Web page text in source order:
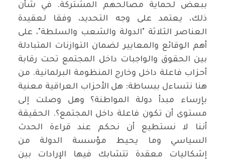
ببعض لحماية مصالحهم المشتركة. في شأن
ذلك، يعتمد على وجه التحديد، وفقا لعقيدة
العناصر الثلاثة "الدولة والشعب والسلطة"، على
أهم الوقائع والمعايير لضمان التوازنات المتبادلة
بين الحقوق والواجبات داخل المجتمع تحت رقابة
أحزاب فاعلة داخل وخارج المنظومة البرلمانية. من
هنا نتساءل ببساطة: هل الأحزاب العراقية معنية
بإرساء مبدأ دولة المواطنة؟ وهل وصلت إلى
مستوى أن تكون فاعلة داخل المجتمع؟. الحقيقة
أننا لا نستطيع أن نحكم عند قراءة الحدث
السياسي وما يحيط مؤسسة الدولة من
إشكاليات معقدة تتشابك فيها الإرادات بين